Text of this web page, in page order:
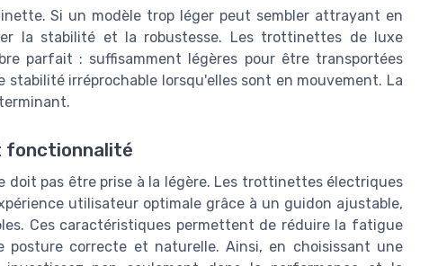
Si un modèle trop léger peut sembler attrayant en
la stabilité et la robustesse. Les trottinettes de luxe
parfait : suffisamment légères pour être transportées
irréprochable lorsqu'elles sont en mouvement. La
fonctionnalité
doit pas être prise à la légère. Les trottinettes électriques
utilisateur optimale grâce à un guidon ajustable,
Ces caractéristiques permettent de réduire la fatigue
correcte et naturelle. Ainsi, en choisissant une